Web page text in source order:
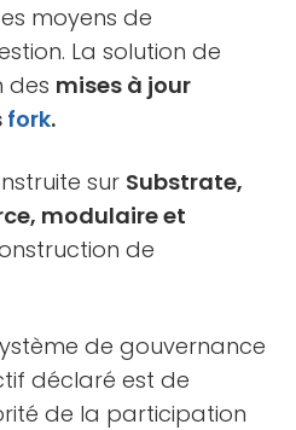
moyens de
La solution de
des mises à jour
fork.
sur Substrate,
modulaire et
de
de gouvernance
déclaré est de
de la participation